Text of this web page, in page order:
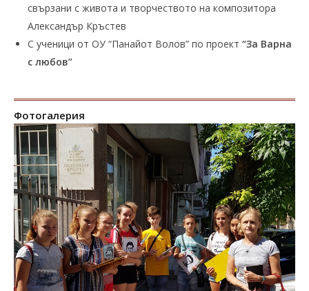
свързани с живота и творчеството на композитора
Александър Кръстев
С ученици от ОУ “Панайот Волов” по проект “За Варна
с любов”
Фотогалерия